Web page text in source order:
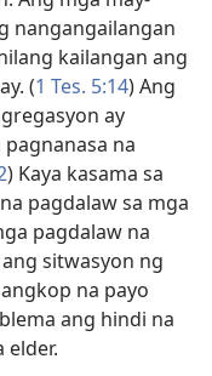
nangangailangan
kailangan ang
(1 Tes. 5:14) Ang
ay
na
) Kaya kasama sa
pagdalaw sa mga
pagdalaw na
sitwasyon ng
na payo
ang hindi na
elder.